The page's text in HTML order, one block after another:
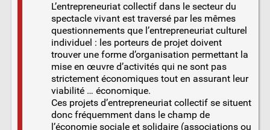
L’entrepreneuriat collectif dans le secteur du
spectacle vivant est traversé par les mêmes
questionnements que l’entrepreneuriat culturel
individuel : les porteurs de projet doivent
trouver une forme d’organisation permettant la
mise en œuvre d’activités qui ne sont pas
strictement économiques tout en assurant leur
viabilité … économique.
Ces projets d’entrepreneuriat collectif se situent
donc fréquemment dans le champ de
l’économie sociale et solidaire (associations ou